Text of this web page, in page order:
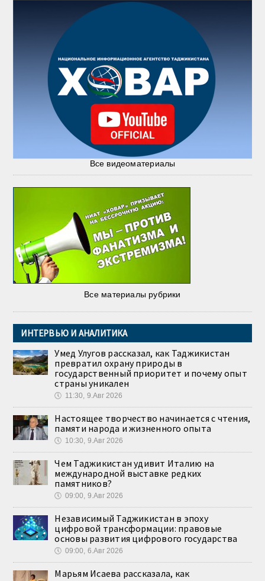
Все видеоматериалы
Все материалы рубрики
ИНТЕРВЬЮ И АНАЛИТИКА
Умед Улугов рассказал, как Таджикистан
превратил охрану природы в
государственный приоритет и почему опыт
страны уникален
🕔 11:30, 9.Авг 2026
Настоящее творчество начинается с чтения,
памяти народа и жизненного опыта
🕔 10:30, 9.Авг 2026
Чем Таджикистан удивит Италию на
международной выставке редких
памятников?
🕔 09:00, 9.Авг 2026
Независимый Таджикистан в эпоху
цифровой трансформации: правовые
основы развития цифрового государства
🕔 09:00, 6.Авг 2026
Марьям Исаева рассказала, как